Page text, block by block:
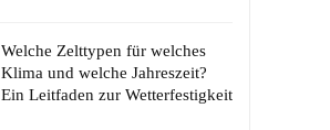
Welche Zelttypen für welches
Klima und welche Jahreszeit?
Ein Leitfaden zur Wetterfestigkeit